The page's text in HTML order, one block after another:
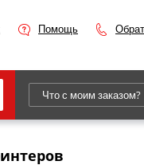
Помощь
Что с моим заказом?